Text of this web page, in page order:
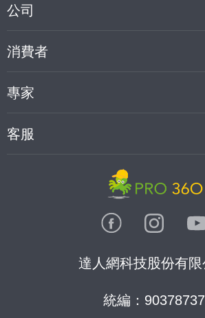
公司
消費者
專家
客服
達人網科技股份有限
統編：90378737